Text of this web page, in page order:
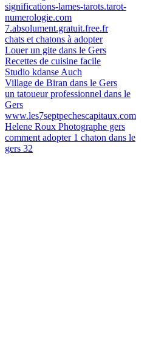
significations-lames-tarots.tarot-
numerologie.com
7.absolument.gratuit.free.fr
chats et chatons à adopter
Louer un gite dans le Gers
Recettes de cuisine facile
Studio kdanse Auch
Village de Biran dans le Gers
un tatoueur professionnel dans le
Gers
www.les7septpechescapitaux.com
Helene Roux Photographe gers
comment adopter 1 chaton dans le
gers 32